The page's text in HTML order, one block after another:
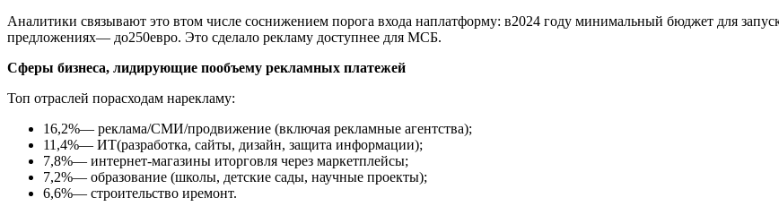
Аналитики связывают это втом числе соснижением порога входа наплатформу: в2024 году минимальный бюджет для
предложениях— до250евро. Это сделало рекламу доступнее для МСБ.
Сферы бизнеса, лидирующие пообъему рекламных платежей
Топ отраслей порасходам нарекламу:
16,2%— реклама/СМИ/продвижение (включая рекламные агентства);
11,4%— ИТ(разработка, сайты, дизайн, защита информации);
7,8%— интернет-магазины иторговля через маркетплейсы;
7,2%— образование (школы, детские сады, научные проекты);
6,6%— строительство иремонт.